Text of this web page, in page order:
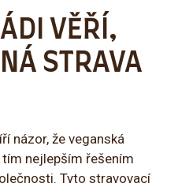
VĚŘÍ,
STRAVA
názor, že veganská
nejlepším řešením
Tyto stravovací